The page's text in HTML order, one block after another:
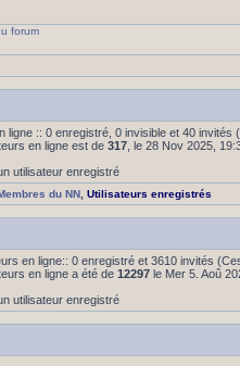
forum
ligne :: 0 enregistré, 0 invisible et 40
en ligne est de 317 , le 28 Nov 2025,
utilisateur enregistré
du NN Utilisateurs enregistrés
en ligne:: 0 enregistré et 3610 invités
en ligne a été de 12297 le Mer 5. Aoû
utilisateur enregistré